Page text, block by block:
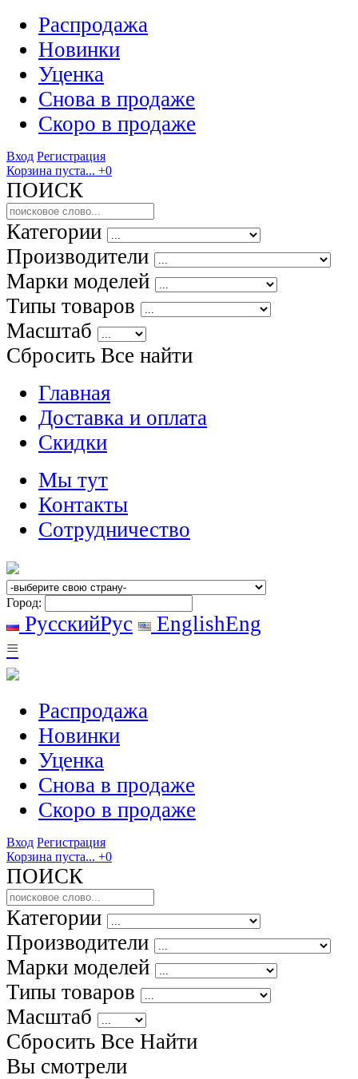
Распродажа
Новинки
Уценка
Снова в продаже
Скоро в продаже
Вход Регистрация
Корзина пуста... +0
ПОИСК
Категории
Производители
Марки моделей
Типы товаров
Масштаб
Сбросить Все найти
Главная
Доставка и оплата
Скидки
Мы тут
Контакты
Сотрудничество
Город:
РусскийРус EnglishEng
≡
Распродажа
Новинки
Уценка
Снова в продаже
Скоро в продаже
Вход Регистрация
Корзина пуста... +0
ПОИСК
Категории
Производители
Марки моделей
Типы товаров
Масштаб
Сбросить Все Найти
Вы смотрели